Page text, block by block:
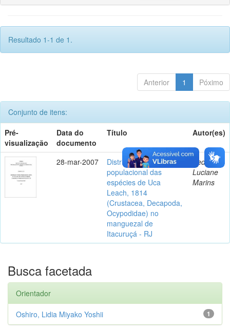
Resultado 1-1 de 1.
Anterior 1 Póximo
Conjunto de itens:
Pré-
visualização
Data do
documento
Título Autor(es)
28-mar-2007
Distribuição e estrutura
populacional das
espécies de Uca
Leach, 1814
(Crustacea, Decapoda,
Ocypodidae) no
manguezal de
Itacuruçá - RJ
Bedê,
Luciane
Marins
Busca facetada
Orientador
1
Oshiro, Lidia Miyako Yoshii